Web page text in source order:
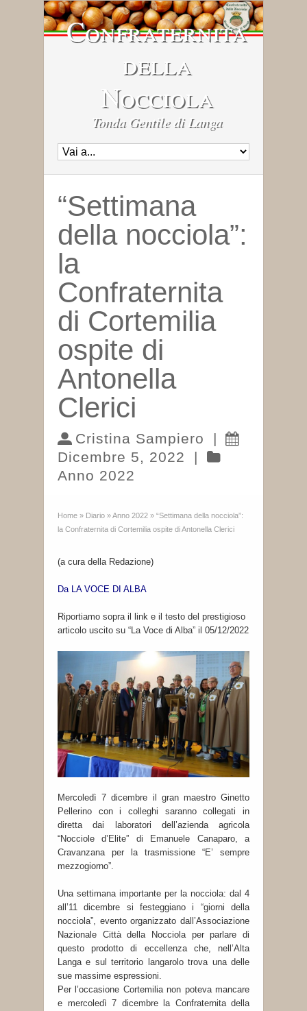
Confraternita
della
Nocciola
Tonda Gentile di Langa
“Settimana
della nocciola”:
la
Confraternita
di Cortemilia
ospite di
Antonella
Clerici
Cristina Sampiero
|
Dicembre 5, 2022
|
Anno 2022
Home » Diario »Anno 2022 » “Settimana della nocciola”:
la Confraternita di Cortemilia ospite di Antonella Clerici
(a cura della Redazione)
Da LA VOCE DI ALBA
Riportiamo sopra il link e il testo del prestigioso
articolo uscito su “La Voce di Alba” il 05/12/2022
Mercoledì 7 dicembre il gran maestro Ginetto
Pellerino con i colleghi saranno collegati in
diretta dai laboratori dell’azienda agricola
“Nocciole d’Elite” di Emanuele Canaparo, a
Cravanzana per la trasmissione “E’ sempre
mezzogiorno”.
Una settimana importante per la nocciola: dal 4
all’11 dicembre si festeggiano i “giorni della
nocciola”, evento organizzato dall’Associazione
Nazionale Città della Nocciola per parlare di
questo prodotto di eccellenza che, nell’Alta
Langa e sul territorio langarolo trova una delle
sue massime espressioni.
Per l’occasione Cortemilia non poteva mancare
e mercoledì 7 dicembre la Confraternita della